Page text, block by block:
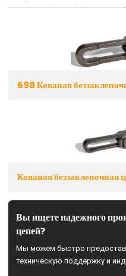
698 Кованая
Кованая беззаклепочная
Вы ищете надежного
цепей?
Мы можем быстро
техническую поддержку и